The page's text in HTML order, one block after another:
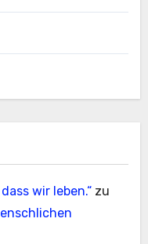
wir leben.“zu